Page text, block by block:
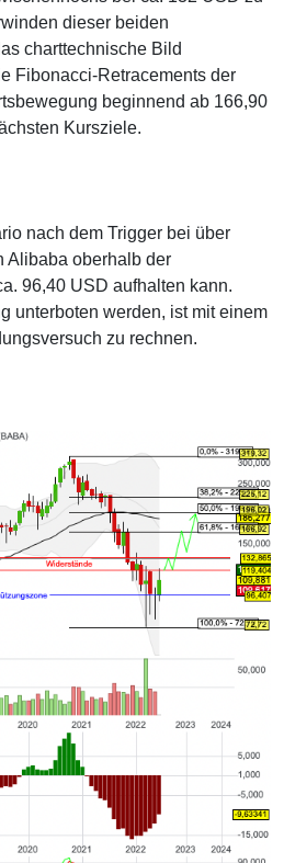
dieser beiden
charttechnische Bild
Fibonacci-Retracements der
beginnend ab 166,90
Kursziele.
nach dem Trigger bei über
Alibaba oberhalb der
96,40 USD aufhalten kann.
unterboten werden, ist mit einem
zu rechnen.